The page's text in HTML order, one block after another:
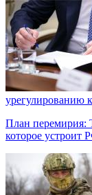
урегулированию
План перемирия:
которое устроит